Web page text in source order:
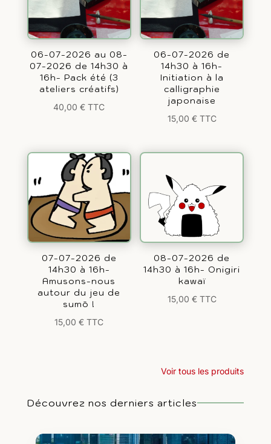
06-07-2026 au 08-
07-2026 de 14h30 à
16h- Pack été (3
ateliers créatifs)
40,00€ TTC
06-07-2026 de
14h30 à 16h-
Initiation à la
calligraphie
japonaise
15,00 € TTC
07-07-2026 de
14h30 à 16h-
Amusons-nous
autour du jeu de
sumō !
15,00€ TTC
08-07-2026 de
14h30 à 16h- Onigiri
kawaï
15,00 € TTC
Voir tous les produits
Découvrez nos derniers articles